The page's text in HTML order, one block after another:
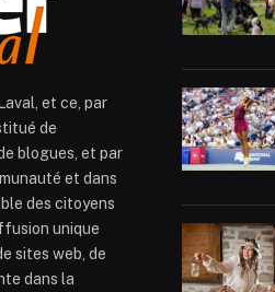
et ce, par
de
blogues, et par
et dans
des citoyens
unique
sites web, de
dans la